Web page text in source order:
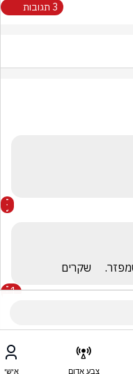
3 תגובות
שקרים
1
צבע אדום אישי